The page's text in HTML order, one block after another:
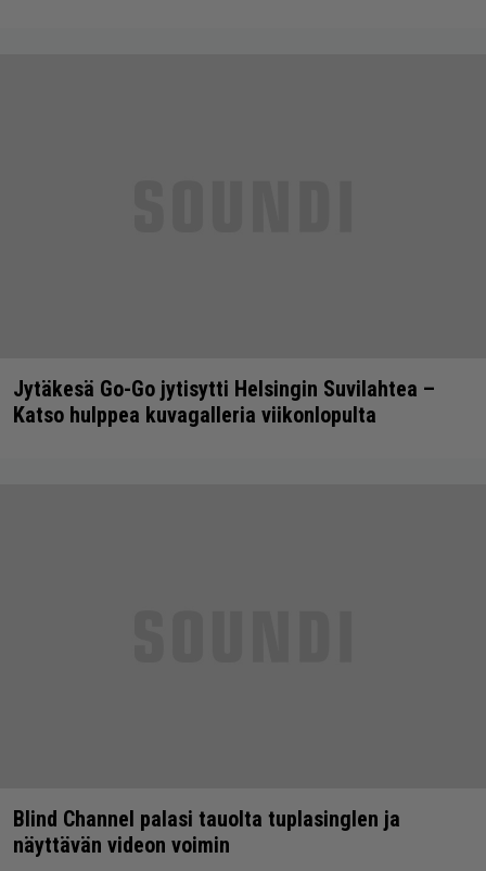
Jytäkesä Go-Go jytisytti Helsingin Suvilahtea –
Katso hulppea kuvagalleria viikonlopulta
Blind Channel palasi tauolta tuplasinglen ja
näyttävän videon voimin